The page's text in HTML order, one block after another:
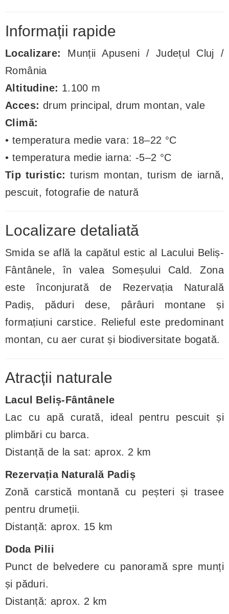
Informații rapide
Localizare:
Munții Apuseni / Județul Cluj /
România
Altitudine: 1.100 m
Acces: drum principal, drum montan, vale
Climă:
• temperatura medie vara: 18–22 °C
• temperatura medie iarna: -5–2 °C
Tip turistic: turism montan, turism de iarnă,
pescuit, fotografie de natură
Localizare detaliată
Smida se află la capătul estic al Lacului Beliș-
Fântânele, în valea Someșului Cald. Zona
este înconjurată de Rezervația Naturală
Padiș, păduri dese, pârâuri montane și
formațiuni carstice. Relieful este predominant
montan, cu aer curat și biodiversitate bogată.
Atracții naturale
Lacul Beliș-Fântânele
Lac cu apă curată, ideal pentru pescuit și
plimbări cu barca.
Distanță de la sat: aprox. 2 km
Rezervația Naturală Padiș
Zonă carstică montană cu peșteri și trasee
pentru drumeții.
Distanță: aprox. 15 km
Doda Pilii
Punct de belvedere cu panoramă spre munți
și păduri.
Distanță: aprox. 2 km